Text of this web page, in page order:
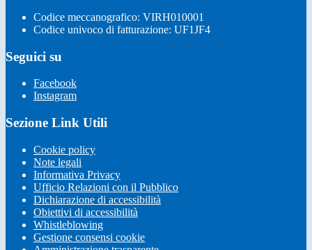
Codice meccanografico: VIRH010001
Codice univoco di fatturazione: UF1JF4
Seguici su
Facebook
Instagram
Sezione Link Utili
Cookie policy
Note legali
Informativa Privacy
Ufficio Relazioni con il Pubblico
Dichiarazione di accessibilità
Obiettivi di accessibilità
Whistleblowing
Gestione consensi cookie